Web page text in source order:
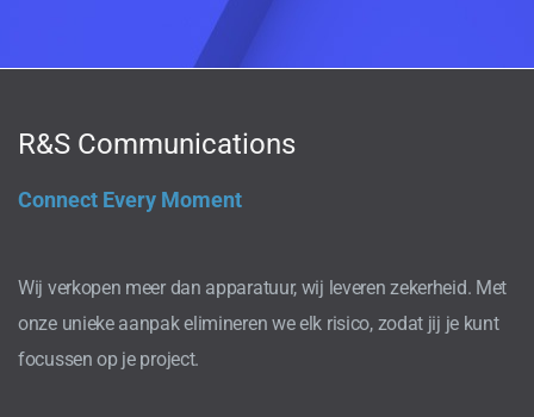
R&S Communications
Connect Every Moment
Wij verkopen meer dan apparatuur, wij leveren zekerheid. Met
onze unieke aanpak elimineren we elk risico, zodat jij je kunt
focussen op je project.